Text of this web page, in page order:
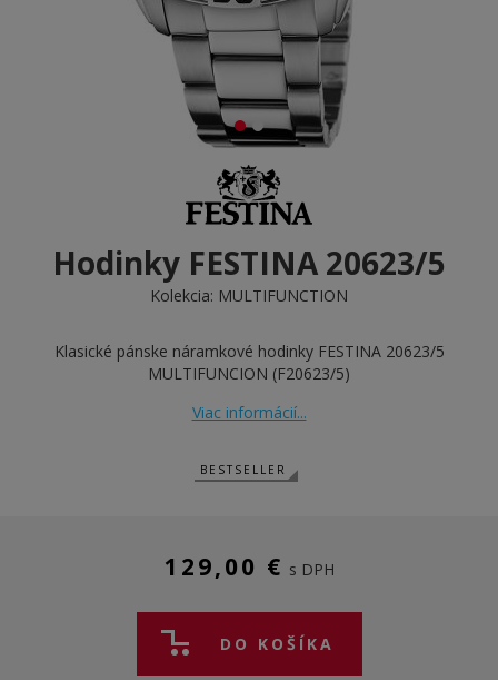
Hodinky FESTINA 20623/5
Kolekcia: MULTIFUNCTION
Klasické pánske náramkové hodinky FESTINA 20623/5
MULTIFUNCION (F20623/5)
Viac informácií...
BESTSELLER
129,00 € s DPH
DO KOŠÍKA